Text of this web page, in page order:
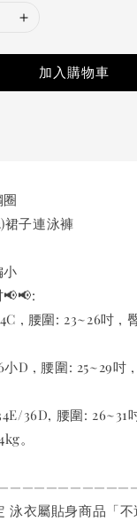
加入購物車
裙子連泳褲
小
, 腰圍: 23~26吋 ,
D , 腰圍: 25~29吋 ,
36D, 腰圍: 26~31
。
泳衣屬貼身商品「不